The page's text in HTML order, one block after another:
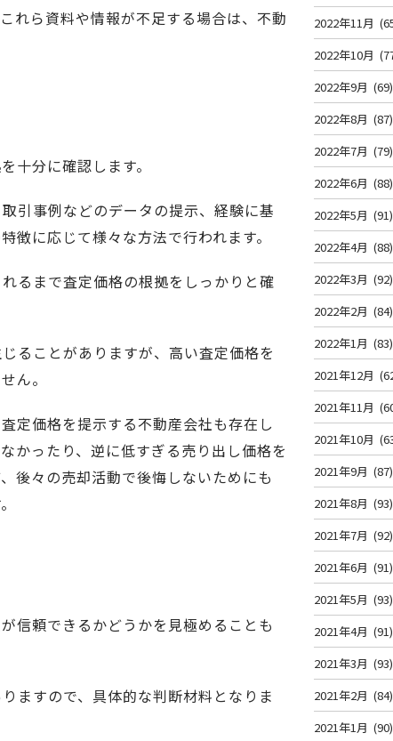
れら資料や情報が不足する場合は、不動
十分に確認します。
引事例などのデータの提示、経験に基
徴に応じて様々な方法で行われます。
るまで査定価格の根拠をしっかりと確
ることがありますが、高い査定価格を
ん。
定価格を提示する不動産会社も存在し
かったり、逆に低すぎる売り出し価格を
後々の売却活動で後悔しないためにも
信頼できるかどうかを見極めることも
ますので、具体的な判断材料となりま
2022年11月
2022年10月
2022年9月 (69)
2022年8月 (87)
2022年7月 (79)
2022年6月 (88)
2022年5月 (91)
2022年4月 (88)
2022年3月 (92)
2022年2月 (84)
2022年1月 (83)
2021年12月
2021年11月
2021年10月
2021年9月 (87)
2021年8月 (93)
2021年7月 (92)
2021年6月 (91)
2021年5月 (93)
2021年4月 (91)
2021年3月 (93)
2021年2月 (84)
2021年1月 (90)